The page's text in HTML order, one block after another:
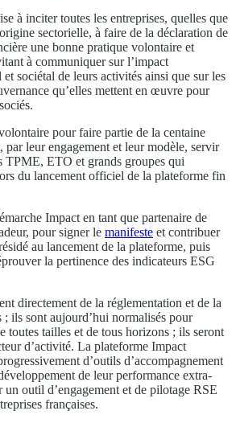
à inciter toutes les entreprises, quelles que
sectorielle, à faire de la déclaration de
une bonne pratique volontaire et
à communiquer sur l’impact
sociétal de leurs activités ainsi que sur les
qu’elles mettent en œuvre pour
pour faire partie de la centaine
par leur engagement et leur modèle, servir
TPME, ETO et grands groupes qui
du lancement officiel de la plateforme fin
Impact en tant que partenaire de
pour signer le manifeste et contribuer
au lancement de la plateforme, puis
la pertinence des indicateurs ESG
directement de la réglementation et de la
; ils sont aujourd’hui normalisés pour
toutes tailles et de tous horizons ; ils seront
d’activité. La plateforme Impact
d’outils d’accompagnement
de leur performance extra-
outil d’engagement et de pilotage RSE
françaises.